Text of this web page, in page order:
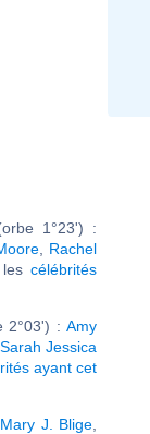
1°23') :
Rachel
lescélébrités
2°03') : Amy
Sarah Jessica
ayant cet
Mary J. Blige